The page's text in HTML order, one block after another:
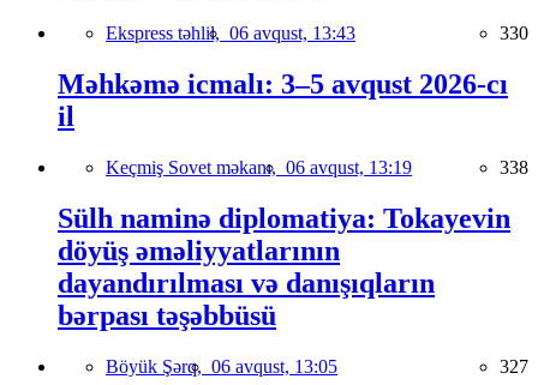
Ekspress təhlil, 06 avqust, 13:43 330
Məhkəmə icmalı: 3–5 avqust 2026-cı
il
Keçmiş Sovet məkanı, 06 avqust, 13:19 338
Sülh naminə diplomatiya: Tokayevin
döyüş əməliyyatlarının
dayandırılması və danışıqların
bərpası təşəbbüsü
Böyük Şərq, 06 avqust, 13:05 327